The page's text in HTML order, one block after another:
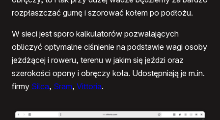
rozpłaszczać gumę i szorować kołem po podłożu.
W sieci jest sporo kalkulatorów pozwalających
obliczyć optymalne ciśnienie na podstawie wagi osoby
jeżdżącej i roweru, terenu w jakim się jeździ oraz
szerokości opony i obręczy koła. Udostępniają je m.in.
firmy Silca, Sram, Vittoria.